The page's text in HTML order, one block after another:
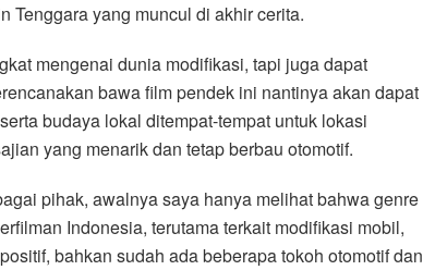
Tenggara yang muncul di akhir cerita.
mengenai dunia modifikasi, tapi juga dapat
bawa film pendek ini nantinya akan dapat
budaya lokal ditempat-tempat untuk lokasi
yang menarik dan tetap berbau otomotif.
pihak, awalnya saya hanya melihat bahwa genre
Indonesia, terutama terkait modifikasi mobil,
bahkan sudah ada beberapa tokoh otomotif dan